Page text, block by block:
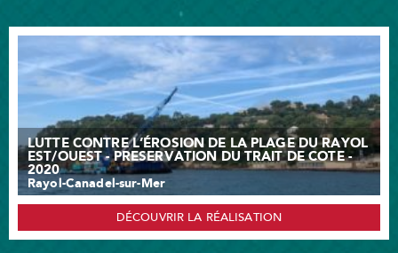
LUTTE CONTRE L’ÉROSION DE LA PLAGE DU RAYOL
EST/OUEST - PRESERVATION DU TRAIT DE COTE -
2020
Rayol-Canadel-sur-Mer
DÉCOUVRIR LA RÉALISATION